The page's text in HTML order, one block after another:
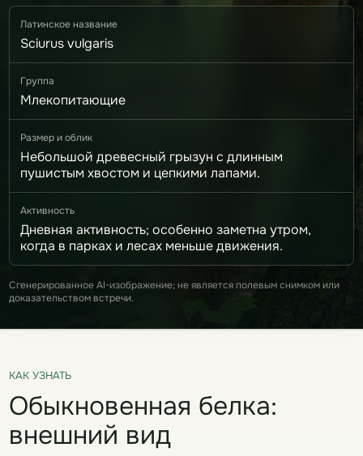
Латинское название
Sciurus vulgaris
Группа
Млекопитающие
Размер и облик
Небольшой древесный грызун с длинным
пушистым хвостом и цепкими лапами.
Активность
Дневная активность; особенно заметна утром,
когда в парках и лесах меньше движения.
Сгенерированное AI-изображение; не является полевым снимком или
доказательством встречи.
КАК УЗНАТЬ
Обыкновенная белка:
внешний вид